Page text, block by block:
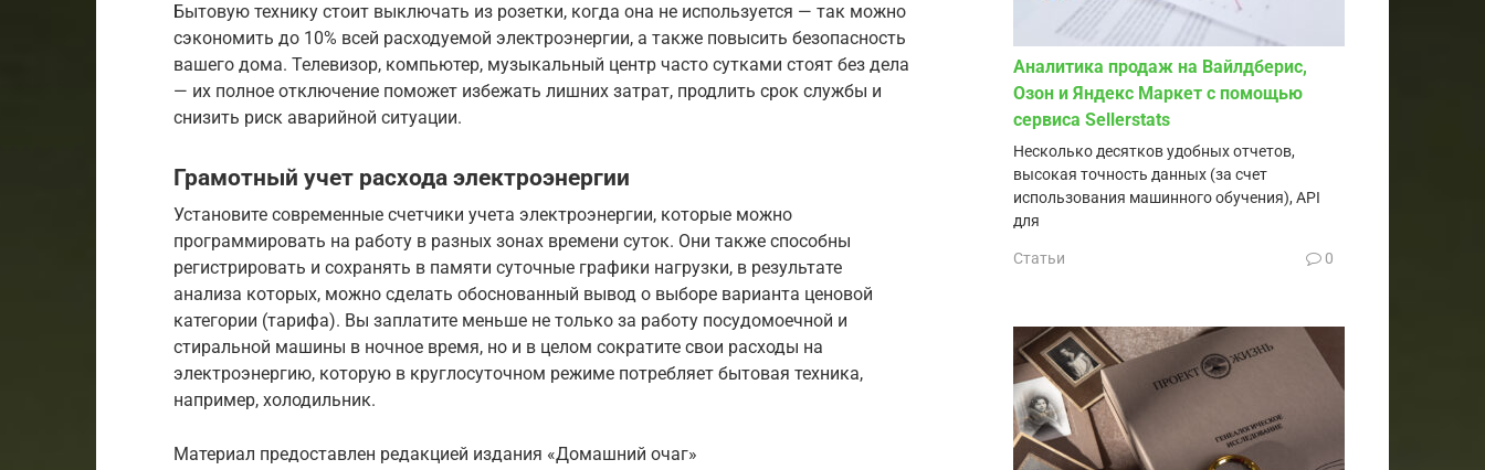
Бытовую технику стоит выключать из розетки, когда она не используется — так можно
сэкономить до 10% всей расходуемой электроэнергии, а также повысить безопасность
вашего дома. Телевизор, компьютер, музыкальный центр часто сутками стоят без дела
— их полное отключение поможет избежать лишних затрат, продлить срок службы и
снизить риск аварийной ситуации.
Грамотный учет расхода электроэнергии
Установите современные счетчики учета электроэнергии, которые можно
программировать на работу в разных зонах времени суток. Они также способны
регистрировать и сохранять в памяти суточные графики нагрузки, в результате
анализа которых, можно сделать обоснованный вывод о выборе варианта ценовой
категории (тарифа). Вы заплатите меньше не только за работу посудомоечной и
стиральной машины в ночное время, но и в целом сократите свои расходы на
электроэнергию, которую в круглосуточном режиме потребляет бытовая техника,
например, холодильник.
Материал предоставлен редакцией издания «Домашний очаг»
Аналитика продаж на Вайлдберис,
Озон и Яндекс Маркет с помощью
сервиса Sellerstats
Несколько десятков удобных отчетов,
высокая точность данных (за счет
использования машинного обучения), API
для
Статьи 0